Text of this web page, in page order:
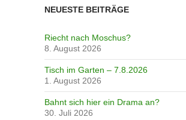
NEUESTE BEITRÄGE
Riecht nach Moschus?
8. August 2026
Tisch im Garten – 7.8.2026
1. August 2026
Bahnt sich hier ein Drama an?
30. Juli 2026